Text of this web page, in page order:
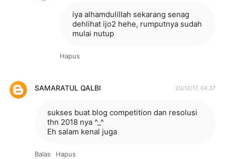
iya alhamdulillah sekarang senag
dehlihat ijo2 hehe, rumputnya sudah
mulai nutup
Hapus
SAMARATUL QALBI 20/12/17, 04.37
sukses buat blog competition dan resolusi
thn 2018 nya ^_^
Eh salam kenal juga
Balas Hapus